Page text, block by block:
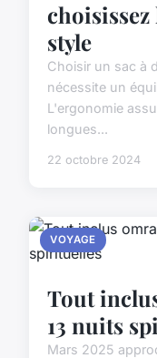
style
Choisir un sac à
nécessite un
L'ergonomie
longues...
22 octobre 2024
VOYAGE
Tout
13 nuits
Mars 2025